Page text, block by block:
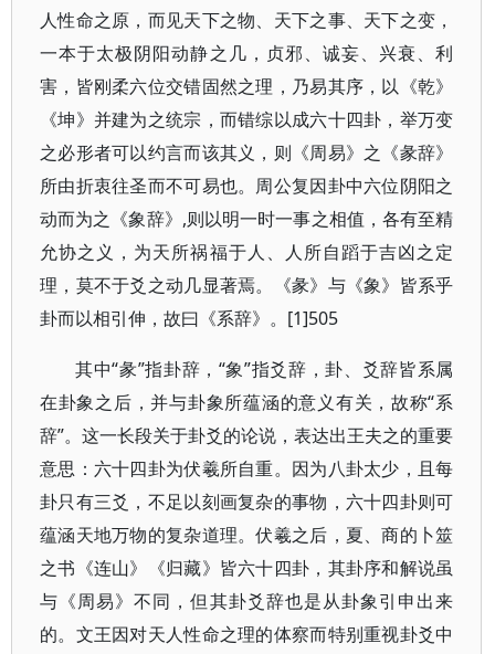
人性命之原，而见天下之物、天下之事、天下之变，
一本于太极阴阳动静之几，贞邪、诚妄、兴衰、利
害，皆刚柔六位交错固然之理，乃易其序，以《乾》
《坤》并建为之统宗，而错综以成六十四卦，举万变
之必形者可以约言而该其义，则《周易》之《彖辞》
所由折衷往圣而不可易也。周公复因卦中六位阴阳之
动而为之《象辞》,则以明一时一事之相值，各有至精
允协之义，为天所祸福于人、人所自蹈于吉凶之定
理，莫不于爻之动几显著焉。《彖》与《象》皆系乎
卦而以相引伸，故曰《系辞》。[1]505
其中“彖”指卦辞，“象”指爻辞，卦、爻辞皆系属
在卦象之后，并与卦象所蕴涵的意义有关，故称“系
辞”。这一长段关于卦爻的论说，表达出王夫之的重要
意思：六十四卦为伏羲所自重。因为八卦太少，且每
卦只有三爻，不足以刻画复杂的事物，六十四卦则可
蕴涵天地万物的复杂道理。伏羲之后，夏、商的卜筮
之书《连山》《归藏》皆六十四卦，其卦序和解说虽
与《周易》不同，但其卦爻辞也是从卦象引申出来
的。文王因对天人性命之理的体察而特别重视卦爻中